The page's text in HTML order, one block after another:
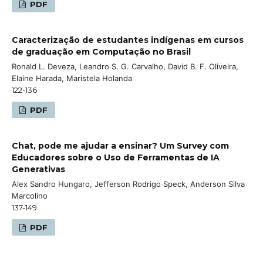
PDF
Caracterização de estudantes indígenas em cursos
de graduação em Computação no Brasil
Ronald L. Deveza, Leandro S. G. Carvalho, David B. F. Oliveira,
Elaine Harada, Maristela Holanda
122-136
PDF
Chat, pode me ajudar a ensinar? Um Survey com
Educadores sobre o Uso de Ferramentas de IA
Generativas
Alex Sandro Hungaro, Jefferson Rodrigo Speck, Anderson Silva
Marcolino
137-149
PDF